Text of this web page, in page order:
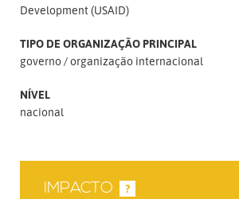
Development (USAID)
TIPO DE ORGANIZAÇÃO PRINCIPAL
governo
organização internacional
NÍVEL
nacional
IMPACTO ?